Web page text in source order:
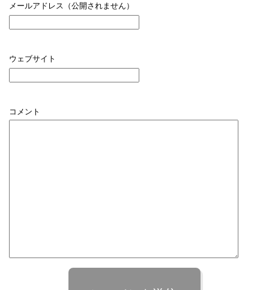
メールアドレス（公開されません）
ウェブサイト
コメント